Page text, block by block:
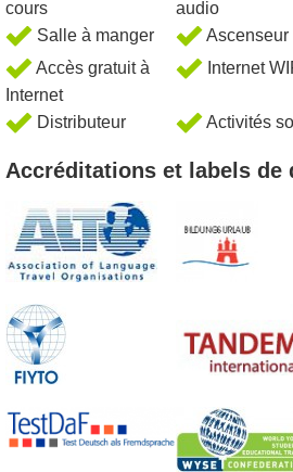
cours
audio
Salle à manger
Ascenseur
Accès gratuit à
Internet
Internet
Distributeur
Activités
Accréditations et labels de